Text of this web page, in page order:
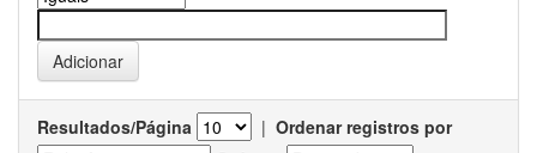
Resultados/Página | Ordenar registros por